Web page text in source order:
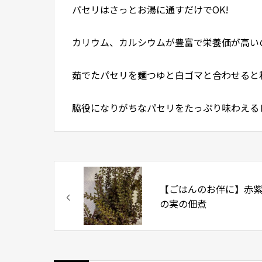
パセリはさっとお湯に通すだけでOK!
カリウム、カルシウムが豊富で栄養価が高
茹でたパセリを麺つゆと白ゴマと合わせる
脇役になりがちなパセリをたっぷり味わえる
【ごはんのお伴に】赤
の実の佃煮